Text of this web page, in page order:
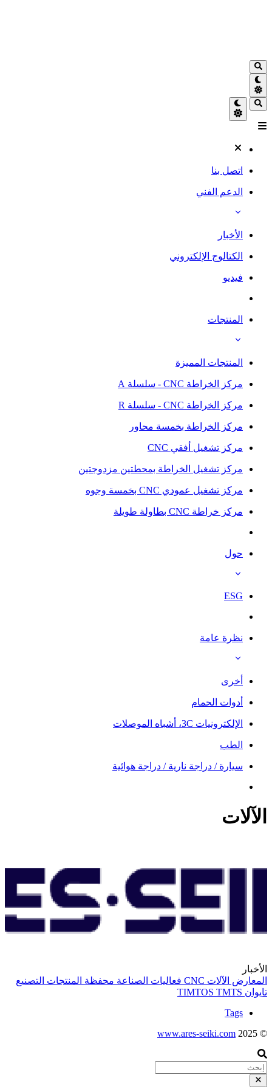
اتصل بنا
الدعم الفني
الأخبار
الكتالوج الإلكتروني
فيديو
المنتجات
المنتجات المميزة
مركز الخراطة CNC - سلسلة A
مركز الخراطة CNC - سلسلة R
مركز الخراطة بخمسة محاور
مركز تشغيل أفقي CNC
مركز تشغيل الخراطة بمحطتين مزدوجتين
مركز تشغيل عمودي CNC بخمسة وجوه
مركز خراطة CNC بطاولة طويلة
حول
ESG
نظرة عامة
أخرى
أدوات الحمام
الإلكترونيات 3C، أشباه الموصلات
الطب
سيارة / دراجة نارية / دراجة هوائية
الآلات
الأخبار
المعارض الآلات CNC فعاليات الصناعة محفظة المنتجات التصنيع
تايوان
TIMTOS TMTS
Tags
© 2025
www.ares-seiki.com